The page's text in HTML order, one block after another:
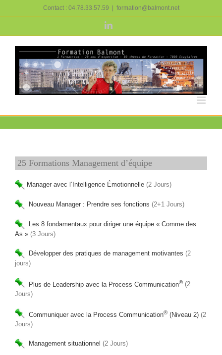
Contact : 04.78.33.57.59 formation@balmont.net
LinkedIn
25 Formations Management d’équipe
Manager avec l’Intelligence Émotionnelle (2 Jours)
Nouveau Manager : Prendre ses fonctions (2+1 Jours)
Les 8 fondamentaux pour diriger une équipe « Comme des
As » (3 Jours)
Développer des pratiques de management motivantes (2
jours)
Plus de Leadership avec la Process Communication® (2
Jours)
Communiquer avec la Process Communication® (Niveau 2) (2
Jours)
Management situationnel (2 Jours)